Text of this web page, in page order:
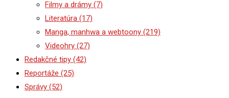
Filmy a drámy (7)
Literatúra (17)
Manga, manhwa a webtoony (219)
Videohry (27)
Redakčné tipy (42)
Reportáže (25)
Správy (52)